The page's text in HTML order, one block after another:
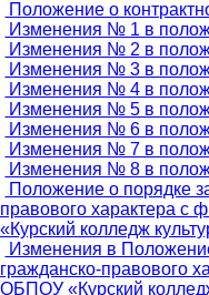
Положение о
Изменения № 1 в
Изменения № 2 в
Изменения № 3 в
Изменения № 4 в
Изменения № 5 в
Изменения № 6 в
Изменения № 7 в
Изменения № 8 в
Положение о порядке
правового характера
«Курский колледж
Изменения в
гражданско-правового
ОБПОУ «Курский